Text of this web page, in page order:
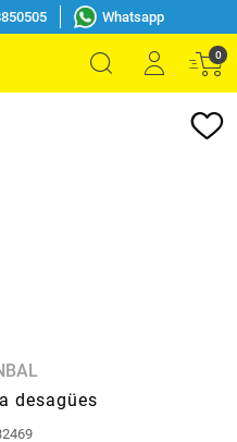
Whatsapp
0
desagües